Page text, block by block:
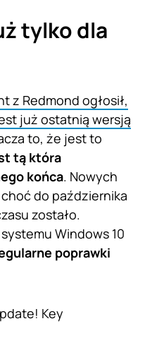
tylko dla
z Redmond ogłosił,
już ostatnią wersją
to, że jest to
tą która
końca. Nowych
do października
zostało.
Windows 10
poprawki
Key